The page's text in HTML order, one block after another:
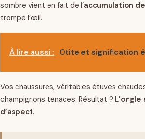
sombre vient en fait de l’accumulation
trompe l’œil.
À lire aussi : Otite et signification
Vos chaussures, véritables étuves
champignons tenaces. Résultat ?
d’aspect.